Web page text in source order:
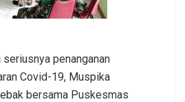
penanganan
Covid-19, Muspika
bersama Puskesmas